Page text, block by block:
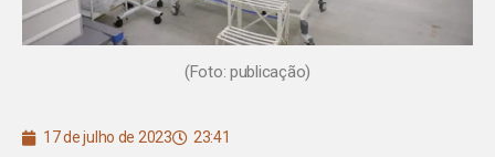
(Foto: publicação)
17 de julho de 2023 23:41